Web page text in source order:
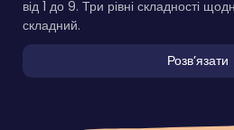
від 1 до 9. Три рівні складності
складний.
Розвʼязати